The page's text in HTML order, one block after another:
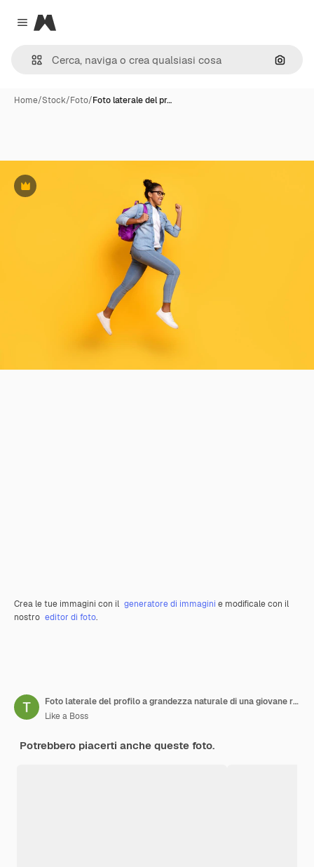
Close menu
Magnific
Cerca
Home/Stock/Foto/Foto laterale del pr…
Premium
Crea le tue immagini con il generatore di immagini e modificale con il
nostro editor di foto.
Foto laterale del profilo a grandezza naturale di una giovane ragazza africana jumper attiva rucksak college a corsa veloce isolata su sfondo di colore giallo
Like a Boss
Potrebbero piacerti anche queste foto.